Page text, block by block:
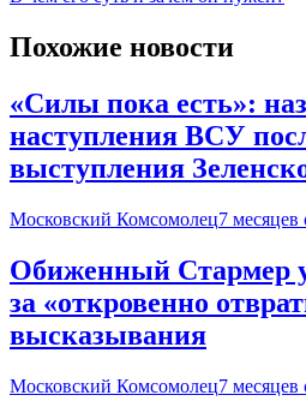
Похожие новости
«Силы пока есть»:
наступления ВСУ
выступления
Московский Комсомолец7 месяцев
Обиженный Стармер
за «откровенно
высказывания
Московский Комсомолец7 месяцев